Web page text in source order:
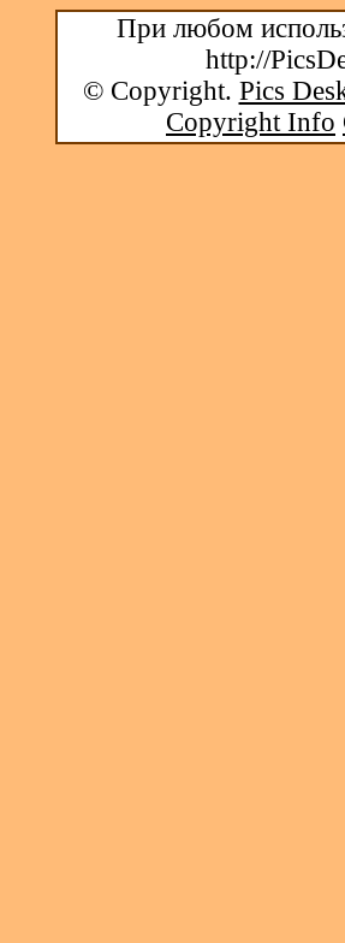
При любом
http://
© Copyright. Pics
Copyright Info